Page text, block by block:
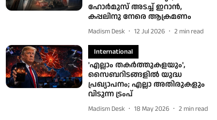
ഹോർമുസ് അടച്ച് ഇറാൻ,
കപ്പലിനു നേരെ ആക്രമണം
Madism Desk 12 Jul 2026 2 min read
International
'എല്ലാം തകര്‍ത്തുകളയും',
സൈബറിടങ്ങളില്‍ യുദ്ധ
പ്രഖ്യാപനം; എല്ലാ അതിരുകളും
വിടുന്ന ട്രംപ്
Madism Desk 18 May 2026 2 min read